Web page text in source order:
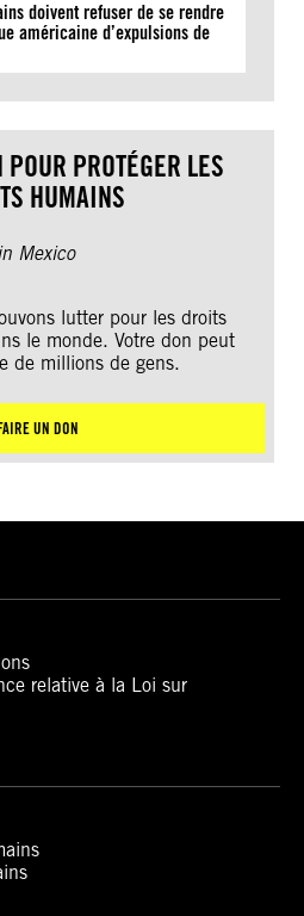
doivent refuser de se rendre
américaine d’expulsions de
PROTÉGER LES
HUMAINS
lutter pour les droits
le monde. Votre don peut
de millions de gens.
UN DON
relative à la Loi sur